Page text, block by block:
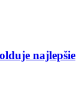
najlepšie